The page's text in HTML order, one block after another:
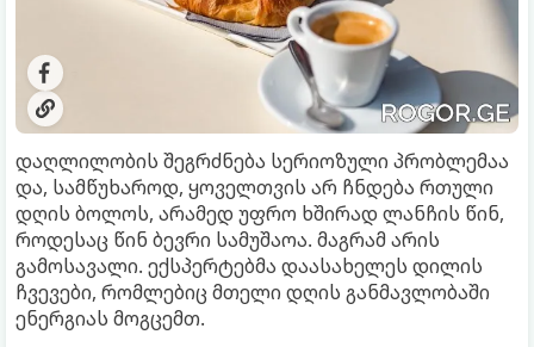
დაღლილობის შეგრძნება სერიოზული პრობლემაა
და, სამწუხაროდ, ყოველთვის არ ჩნდება რთული
დღის ბოლოს, არამედ უფრო ხშირად ლანჩის წინ,
როდესაც წინ ბევრი სამუშაოა. მაგრამ არის
გამოსავალი. ექსპერტებმა დაასახელეს დილის
ჩვევები, რომლებიც მთელი დღის განმავლობაში
ენერგიას მოგცემთ.